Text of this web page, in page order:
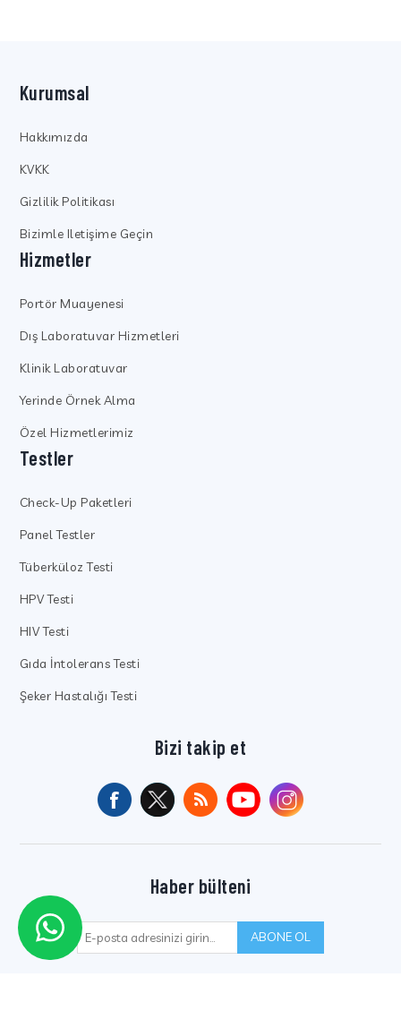
Kurumsal
Hakkımızda
KVKK
Gizlilik Politikası
Bizimle Iletişime Geçin
Hizmetler
Portör Muayenesi
Dış Laboratuvar Hizmetleri
Klinik Laboratuvar
Yerinde Örnek Alma
Özel Hizmetlerimiz
Testler
Check-Up Paketleri
Panel Testler
Tüberküloz Testi
HPV Testi
HIV Testi
Gıda İntolerans Testi
Şeker Hastalığı Testi
Bizi takip et
Haber bülteni
ABONE OL